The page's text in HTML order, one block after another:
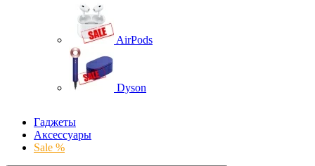
AirPods
Dyson
Гаджеты
Аксессуары
Sale %